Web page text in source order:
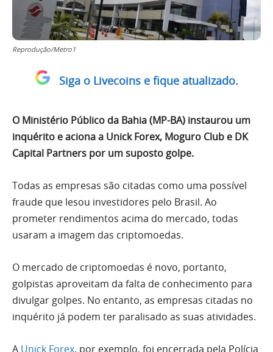
Reprodução/Metro1
Siga o Livecoins e fique atualizado.
O Ministério Público da Bahia (MP-BA) instaurou um
inquérito e aciona a Unick Forex, Moguro Club e DK
Capital Partners por um suposto golpe.
Todas as empresas são citadas como uma possível
fraude que lesou investidores pelo Brasil. Ao
prometer rendimentos acima do mercado, todas
usaram a imagem das criptomoedas.
O mercado de criptomoedas é novo, portanto,
golpistas aproveitam da falta de conhecimento para
divulgar golpes. No entanto, as empresas citadas no
inquérito já podem ter paralisado as suas atividades.
A Unick Forex, por exemplo, foi encerrada pela Polícia